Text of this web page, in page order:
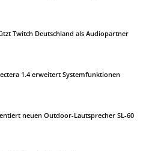
Twitch Deutschland als Audiopartner
1.4 erweitert Systemfunktionen
neuen Outdoor-Lautsprecher SL-60